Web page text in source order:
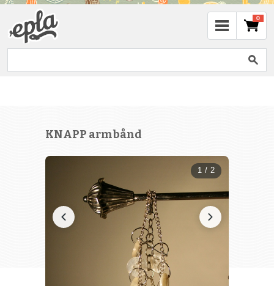
0
KNAPP armbånd
1 / 2